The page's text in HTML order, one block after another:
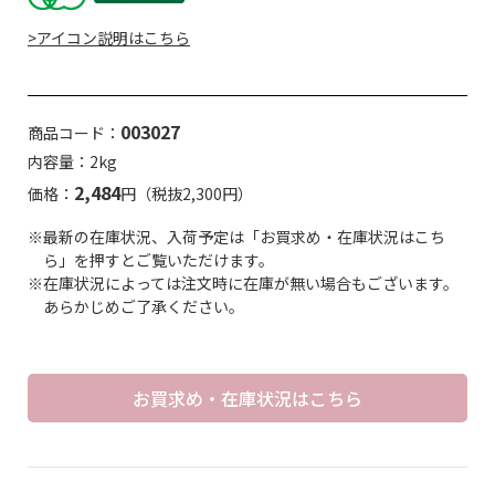
>アイコン説明はこちら
商品コード： 003027
内容量：2kg
価格： 2,484円（税抜2,300円）
※最新の在庫状況、入荷予定は「お買求め・在庫状況はこち
ら」を押すとご覧いただけます。
※在庫状況によっては注文時に在庫が無い場合もございます。
あらかじめご了承ください。
お買求め・在庫状況はこちら